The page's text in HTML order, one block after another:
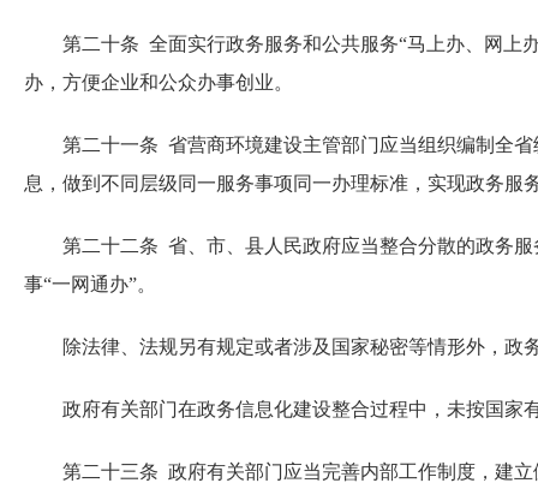
第二十条 全面实行政务服务和公共服务“马上办、网上办
办，方便企业和公众办事创业。
第二十一条 省营商环境建设主管部门应当组织编制全省
息，做到不同层级同一服务事项同一办理标准，实现政务服
第二十二条 省、市、县人民政府应当整合分散的政务服
事“一网通办”。
除法律、法规另有规定或者涉及国家秘密等情形外，政
政府有关部门在政务信息化建设整合过程中，未按国家
第二十三条 政府有关部门应当完善内部工作制度，建立